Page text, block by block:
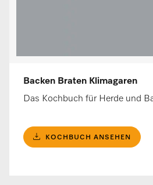
Backen Braten Klimagaren
Das Kochbuch für Herde und
KOCHBUCH ANSEHEN